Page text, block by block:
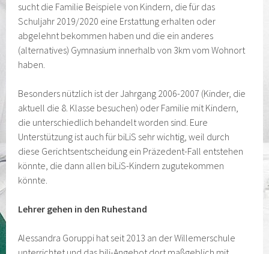
sucht die Familie Beispiele von Kindern, die für das
Schuljahr 2019/2020 eine Erstattung erhalten oder
abgelehnt bekommen haben und die ein anderes
(alternatives) Gymnasium innerhalb von 3km vom Wohnort
haben.
Besonders nützlich ist der Jahrgang 2006-2007 (Kinder, die
aktuell die 8. Klasse besuchen) oder Familie mit Kindern,
die unterschiedlich behandelt worden sind. Eure
Unterstützung ist auch für biLiS sehr wichtig, weil durch
diese Gerichtsentscheidung ein Präzedent-Fall entstehen
könnte, die dann allen biLiS-Kindern zugutekommen
könnte.
Lehrer gehen in den Ruhestand
Alessandra Goruppi hat seit 2013 an der Willemerschule